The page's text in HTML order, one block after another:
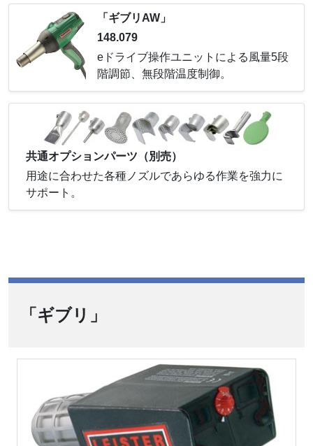
「ギブリAW」
148.079
eドライブ操作ユニットによる風量5段
階調節、無段階温度制御。
共通オプションパーツ（別売）
用途に合わせた各種ノズルであらゆる作業を強力に
サポート。
「ギブリ」